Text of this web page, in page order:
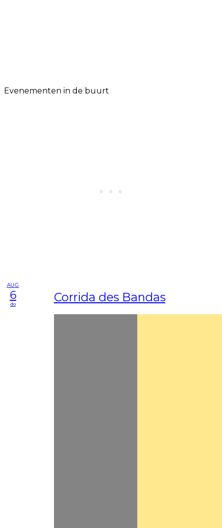
Evenementen in de buurt
AUG
6
do Corrida des Bandas